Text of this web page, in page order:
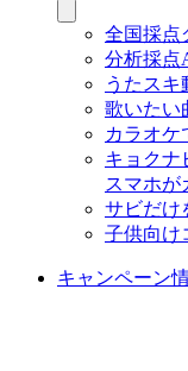
全国採点
分析採点
うたスキ
歌いたい
カラオケ
キョクナ
スマホが
サビだけ
子供向け
キャンペーン